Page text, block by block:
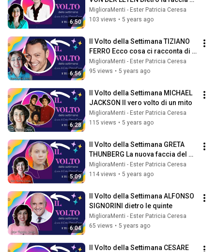
6:50
della Commissione Europea
MiglioraMenti - Ester Patricia Ceresa
103 views • 5 years ago
6:56
Il Volto della Settimana TIZIANO
FERRO Ecco cosa ci racconta di
lui la sua fisiognomica
MiglioraMenti - Ester Patricia Ceresa
95 views • 5 years ago
6:28
Il Volto della Settimana MICHAEL
JACKSON Il vero volto di un mito
MiglioraMenti - Ester Patricia Ceresa
115 views • 5 years ago
5:09
Il Volto della Settimana GRETA
THUNBERG La nuova faccia del
pianeta
MiglioraMenti - Ester Patricia Ceresa
114 views • 5 years ago
6:04
Il Volto della Settimana ALFONSO
SIGNORINI dietro le quinte
MiglioraMenti - Ester Patricia Ceresa
65 views • 5 years ago
Il Volto della Settimana CESARE